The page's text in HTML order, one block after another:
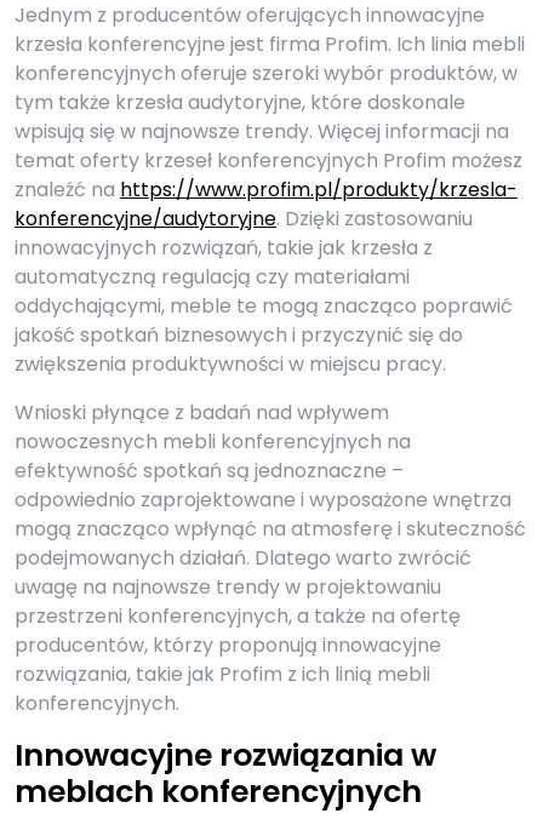
Jednym z producentów oferujących innowacyjne
krzesła konferencyjne jest firma Profim. Ich linia mebli
konferencyjnych oferuje szeroki wybór produktów, w
tym także krzesła audytoryjne, które doskonale
wpisują się w najnowsze trendy. Więcej informacji na
temat oferty krzeseł konferencyjnych Profim możesz
znaleźć na https://www.profim.pl/produkty/krzesla-
konferencyjne/audytoryjne. Dzięki zastosowaniu
innowacyjnych rozwiązań, takie jak krzesła z
automatyczną regulacją czy materiałami
oddychającymi, meble te mogą znacząco poprawić
jakość spotkań biznesowych i przyczynić się do
zwiększenia produktywności w miejscu pracy.
Wnioski płynące z badań nad wpływem
nowoczesnych mebli konferencyjnych na
efektywność spotkań są jednoznaczne –
odpowiednio zaprojektowane i wyposażone wnętrza
mogą znacząco wpłynąć na atmosferę i skuteczność
podejmowanych działań. Dlatego warto zwrócić
uwagę na najnowsze trendy w projektowaniu
przestrzeni konferencyjnych, a także na ofertę
producentów, którzy proponują innowacyjne
rozwiązania, takie jak Profim z ich linią mebli
konferencyjnych.
Innowacyjne rozwiązania w
meblach konferencyjnych